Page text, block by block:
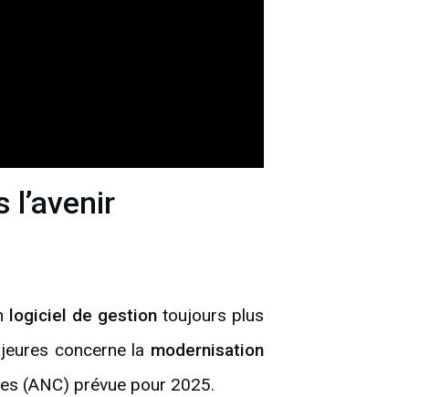
l’avenir
logiciel de gestion toujours plus
concerne la modernisation
(ANC) prévue pour 2025.